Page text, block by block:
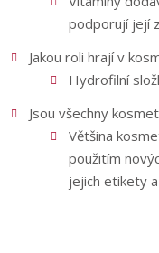
podporují její
Jakou roli hrají v
Hydrofilní
Jsou všechny
Většina
použitím
jejich etikety